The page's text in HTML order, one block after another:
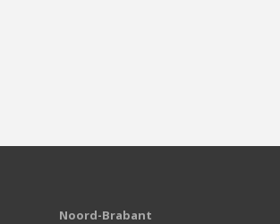
Noord-Brabant